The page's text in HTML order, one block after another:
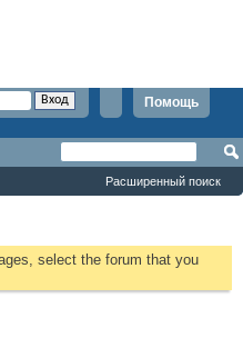
Помощь
Расширенный поиск
select the forum that you